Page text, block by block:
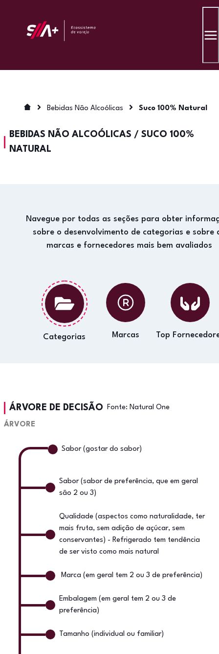
Bebidas Não Alcoólicas Suco 100% Natural
BEBIDAS NÃO ALCOÓLICAS / SUCO 100%
NATURAL
Navegue por todas as seções para obter
sobre o desenvolvimento de categorias e sobre
marcas e fornecedores mais bem avaliados
Categorias Marcas Top
ÁRVORE DE DECISÃO Fonte: Natural One
ÁRVORE
Sabor (gostar do sabor)
Sabor (sabor de preferência, que em geral
são 2 ou 3)
Qualidade (aspectos como naturalidade, ter
mais fruta, sem adição de açúcar, sem
conservantes) - Refrigerado tem tendência
de ser visto como mais natural
Marca (em geral tem 2 ou 3 de preferência)
Embalagem (em geral tem 2 ou 3 de
preferência)
Tamanho (individual ou familiar)